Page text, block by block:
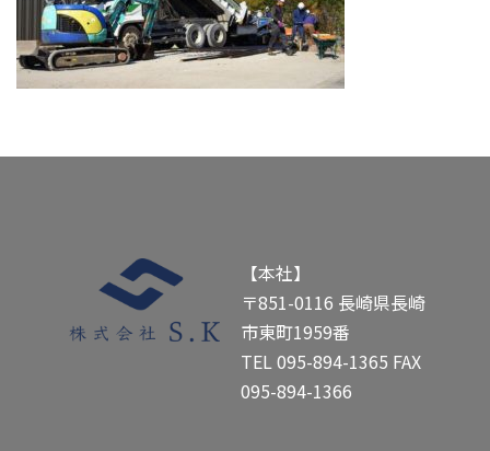
【本社】
〒851-0116 長崎県長崎
市東町1959番
TEL095-894-1365 FAX
095-894-1366